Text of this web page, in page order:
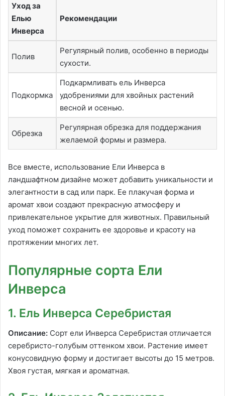
Уход за
Елью
Инверса
Рекомендации
Полив
Регулярный полив, особенно в периоды
сухости.
Подкормка
Подкармливать ель Инверса
удобрениями для хвойных растений
весной и осенью.
Обрезка
Регулярная обрезка для поддержания
желаемой формы и размера.
Все вместе, использование Ели Инверса в
ландшафтном дизайне может добавить уникальности и
элегантности в сад или парк. Ее плакучая форма и
аромат хвои создают прекрасную атмосферу и
привлекательное укрытие для животных. Правильный
уход поможет сохранить ее здоровье и красоту на
протяжении многих лет.
Популярные сорта Ели
Инверса
1. Ель Инверса Серебристая
Описание: Сорт ели Инверса Серебристая отличается
серебристо-голубым оттенком хвои. Растение имеет
конусовидную форму и достигает высоты до 15 метров.
Хвоя густая, мягкая и ароматная.